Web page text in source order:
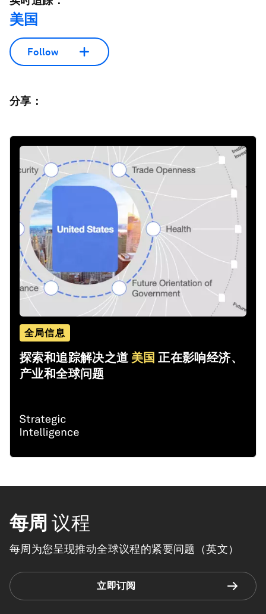
美国
Follow
分享：
全局信息
探索和追踪解决之道 美国 正在影响经济、
产业和全球问题
每周 议程
每周为您呈现推动全球议程的紧要问题（英文）
立即订阅